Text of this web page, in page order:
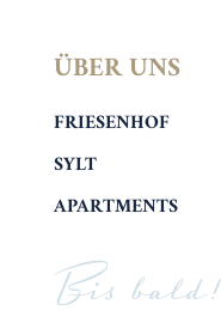
ÜBER UNS
FRIESENHOF
SYLT
APARTMENTS
Bis bald!